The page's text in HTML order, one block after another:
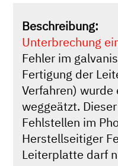
Beschreibung:
Unterbrechung
Fehler im
Fertigung der
Verfahren)
weggeätzt.
Fehlstellen im
Herstellseitiger
Leiterplatte darf